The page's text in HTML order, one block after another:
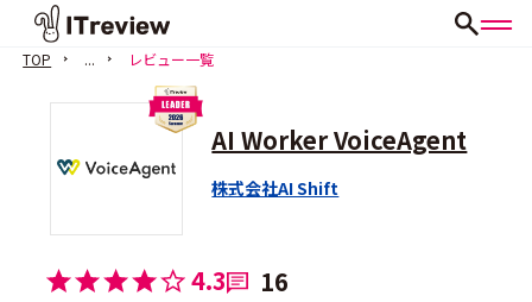
TOP ... レビュー一覧
AI Worker VoiceAgent
株式会社AI Shift
4.3 16